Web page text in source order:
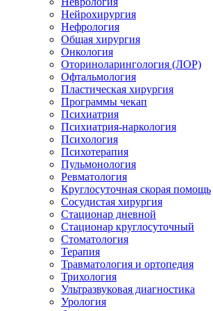
Нейрохирургия
Нефрология
Общая хирургия
Онкология
Оториноларингология (ЛОР)
Офтальмология
Пластическая хирургия
Программы чекап
Психиатрия
Психиатрия-наркология
Психология
Психотерапия
Пульмонология
Ревматология
Круглосуточная скорая помощь
Сосудистая хирургия
Стационар дневной
Стационар круглосуточный
Стоматология
Терапия
Травматология и ортопедия
Трихология
Ультразвуковая диагностика
Урология